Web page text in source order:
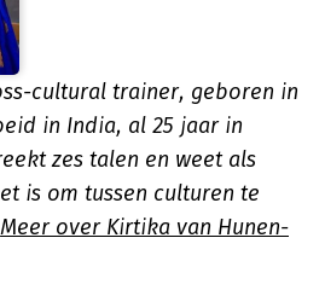
cultural trainer, geboren in
in India, al 25 jaar in
zes talen en weet als
is om tussen culturen te
Meer over Kirtika van Hunen-